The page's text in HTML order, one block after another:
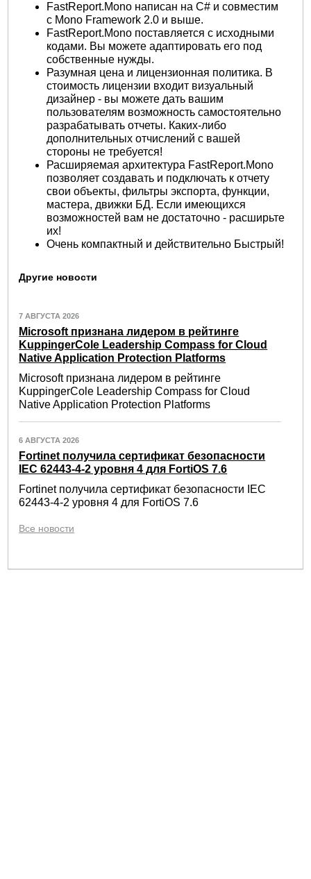
FastReport.Mono написан на C# и совместим
с Mono Framework 2.0 и выше.
FastReport.Mono поставляется с исходными
кодами. Вы можете адаптировать его под
собственные нужды.
Разумная цена и лицензионная политика. В
стоимость лицензии входит визуальный
дизайнер - вы можете дать вашим
пользователям возможность самостоятельно
разрабатывать отчеты. Каких-либо
дополнительных отчислений с вашей
стороны не требуется!
Расширяемая архитектура FastReport.Mono
позволяет создавать и подключать к отчету
свои объекты, фильтры экспорта, функции,
мастера, движки БД. Если имеющихся
возможностей вам не достаточно - расширьте
их!
Очень компактный и действительно Быстрый!
Другие новости
7 АВГУСТА 2026
Microsoft признана лидером в рейтинге
KuppingerCole Leadership Compass for Cloud
Native Application Protection Platforms
Microsoft признана лидером в рейтинге
KuppingerCole Leadership Compass for Cloud
Native Application Protection Platforms
6 АВГУСТА 2026
Fortinet получила сертификат безопасности
IEC 62443-4-2 уровня 4 для FortiOS 7.6
Fortinet получила сертификат безопасности IEC
62443-4-2 уровня 4 для FortiOS 7.6
Все новости